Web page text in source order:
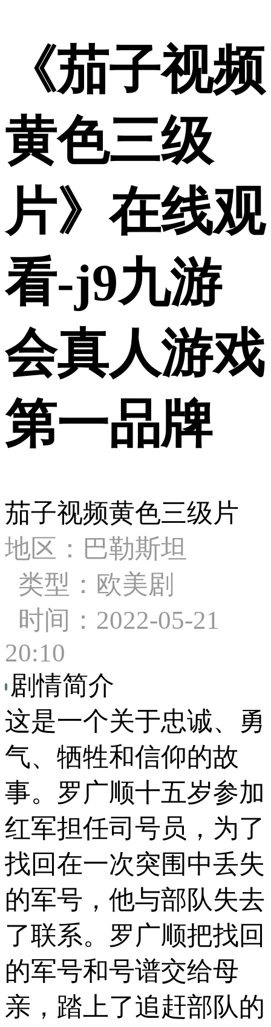
《茄子视频
黄色三级
片》在线观
看-j9九游
会真人游戏
第一品牌
茄子视频黄色三级片
地区：巴勒斯坦
类型：欧美剧
时间：2022-05-21
20:10
剧情简介
这是一个关于忠诚、勇
气、牺牲和信仰的故
事。罗广顺十五岁参加
红军担任司号员，为了
找回在一次突围中丢失
的军号，他与部队失去
了联系。罗广顺把找回
的军号和号谱交给母
亲，踏上了追赶部队的